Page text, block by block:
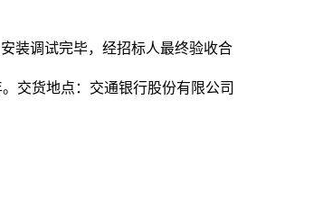
装调试完毕，经招标人最终验收合
交货地点：交通银行股份有限公司